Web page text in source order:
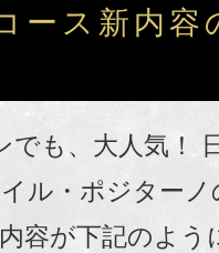
ース新内容
でも、大人気！
ル・ポジター
容が下記のよ